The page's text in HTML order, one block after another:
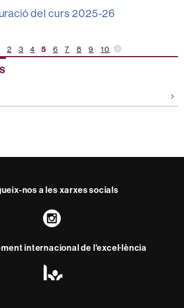
del curs 2025-26
2 3 4 5 6 7 8 9 10
nos a les xarxes socials
Instagram
internacional de l'excel·lència